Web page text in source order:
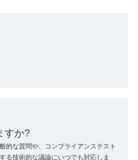
すか?
的な質問や、コンプライアンステスト
る技術的な議論にいつでも対応しま